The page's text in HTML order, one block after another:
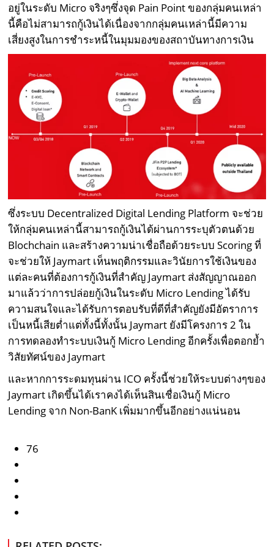
อยู่ในระดับ Micro จริงๆซึ่งจุด Pain Point ของกลุ่มคนเหล่า
นี้คือไม่สามารถกู้เงินได้เนื่องจากกลุ่มคนเหล่านี้มีความ
เสี่ยงสูงในการชำระหนี้ในมุมมองของสถาบันทางการเงิน
ซึ่งระบบ Decentralized Digital Lending Platform จะช่วย
ให้กลุ่มคนเหล่านี้สามารถกู้เงินได้ผ่านการระบุตัวตนด้วย
Blochchain และสร้างความน่าเชื่อถือด้วยระบบ Scoring ที่
จะช่วยให้ Jaymart เห็นพฤติกรรมและวินัยการใช้เงินของ
แต่ละคนที่ต้องการกู้เงินที่สำคัญ Jaymart ส่งสัญญาณออก
มาแล้วว่าการปล่อยกู้เงินในระดับ Micro Lending ได้รับ
ความสนใจและได้รับการตอบรับที่ดีที่สำคัญยังมีอัตราการ
เป็นหนี้เสียต่ำแต่ทั้งนี้ทั้งนั้น Jaymart ยังมีโครงการ 2 ใน
การทดลองทำระบบเงินกู้ Micro Lending อีกครั้งเพื่อตอกย้ำ
วิสัยทัศน์ของ Jaymart
และหากการระดมทุนผ่าน ICO ครั้งนี้ช่วยให้ระบบต่างๆของ
Jaymart เกิดขึ้นได้เราคงได้เห็นสินเชื่อเงินกู้ Micro
Lending จาก Non-BanK เพิ่มมากขึ้นอีกอย่างแน่นอน
76